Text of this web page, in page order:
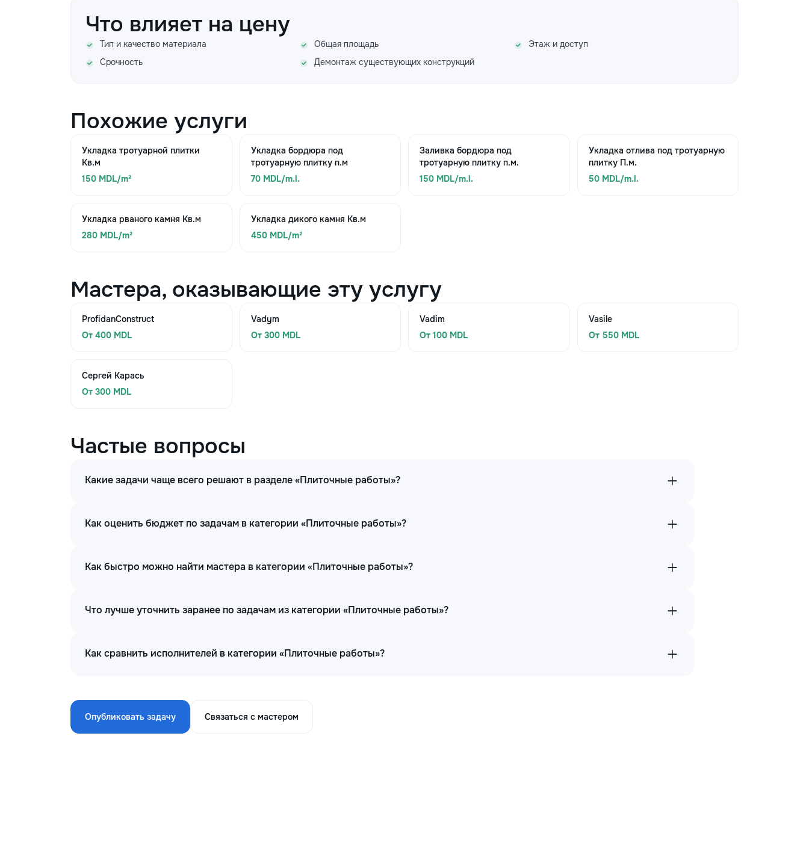
Что влияет на цену
Тип и качество материала Общая площадь
Этаж и доступ
Срочность
Демонтаж существующих конструкций
Похожие услуги
Укладка тротуарной плитки
Кв.м
150 MDL/m²
Укладка бордюра под
тротуарную плитку п.м
70 MDL/m.l.
Заливка бордюра под
тротуарную плитку п.м.
150 MDL/m.l.
Укладка отлива под тротуарную
плитку П.м.
50 MDL/m.l.
Укладка рваного камня Кв.м
280 MDL/m²
Укладка дикого камня Кв.м
450 MDL/m²
Мастера, оказывающие эту услугу
ProfidanConstruct
От 400 MDL
Vadym
От 300 MDL
Vadim
От 100 MDL
Vasile
От 550 MDL
Сергей Карась
От 300 MDL
Частые вопросы
Какие задачи чаще всего решают в разделе «Плиточные работы»?
Как оценить бюджет по задачам в категории «Плиточные работы»?
Как быстро можно найти мастера в категории «Плиточные работы»?
Что лучше уточнить заранее по задачам из категории «Плиточные работы»?
Как сравнить исполнителей в категории «Плиточные работы»?
Опубликовать задачу Связаться с мастером